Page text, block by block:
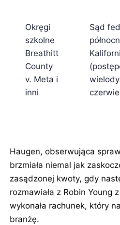
Okręgi
szkolne
Breathitt
County
v. Meta i
inni
Sąd
Haugen, obserwująca
brzmiała niemal jak
zasądzonej kwoty, gdy
rozmawiała z Robin Young
wykonała rachunek, który
branżę.